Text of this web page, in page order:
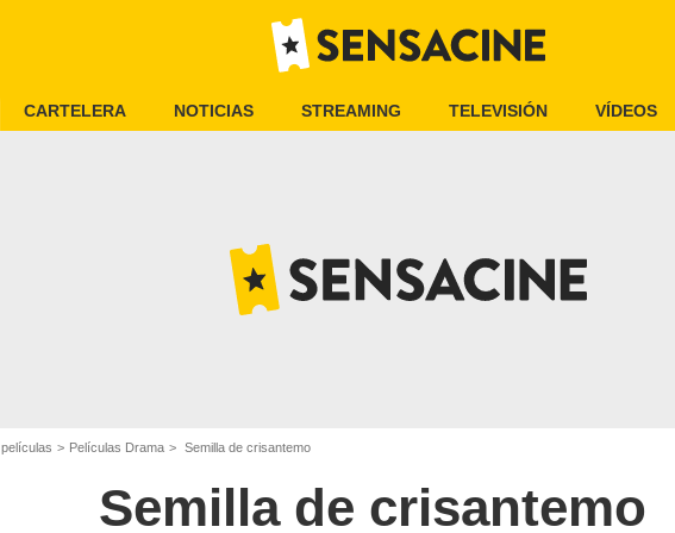
CARTELERA NOTICIAS STREAMING TELEVISIÓN VÍDEOS
Películas Drama Semilla de crisantemo
Semilla de crisantemo